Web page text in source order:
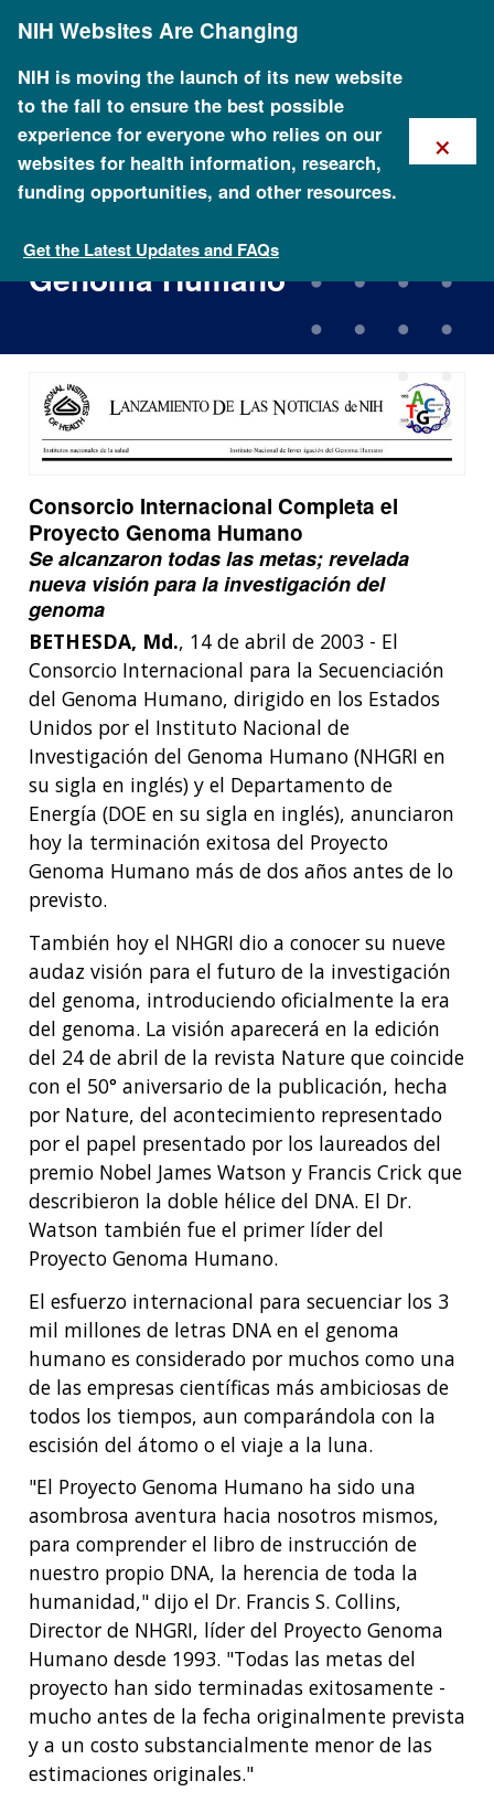
content
NIH Websites Are Changing
NIH is moving the launch of its new website
to the fall to ensure the best possible
experience for everyone who relies on our
websites for health information, research,
funding opportunities, and other resources.
Get the Latest Updates and FAQs
×
Consorcio Internacional
Completa el Proyecto
Genoma Humano
Consorcio Internacional Completa el
Proyecto Genoma Humano
Se alcanzaron todas las metas; revelada
nueva visión para la investigación del
genoma
BETHESDA, Md., 14 de abril de 2003 - El
Consorcio Internacional para la Secuenciación
del Genoma Humano, dirigido en los Estados
Unidos por el Instituto Nacional de
Investigación del Genoma Humano (NHGRI en
su sigla en inglés) y el Departamento de
Energía (DOE en su sigla en inglés), anunciaron
hoy la terminación exitosa del Proyecto
Genoma Humano más de dos años antes de lo
previsto.
También hoy el NHGRI dio a conocer su nueve
audaz visión para el futuro de la investigación
del genoma, introduciendo oficialmente la era
del genoma. La visión aparecerá en la edición
del 24 de abril de la revista Nature que coincide
con el 50° aniversario de la publicación, hecha
por Nature, del acontecimiento representado
por el papel presentado por los laureados del
premio Nobel James Watson y Francis Crick que
describieron la doble hélice del DNA. El Dr.
Watson también fue el primer líder del
Proyecto Genoma Humano.
El esfuerzo internacional para secuenciar los 3
mil millones de letras DNA en el genoma
humano es considerado por muchos como una
de las empresas científicas más ambiciosas de
todos los tiempos, aun comparándola con la
escisión del átomo o el viaje a la luna.
"El Proyecto Genoma Humano ha sido una
asombrosa aventura hacia nosotros mismos,
para comprender el libro de instrucción de
nuestro propio DNA, la herencia de toda la
humanidad," dijo el Dr. Francis S. Collins,
Director de NHGRI, líder del Proyecto Genoma
Humano desde 1993. "Todas las metas del
proyecto han sido terminadas exitosamente -
mucho antes de la fecha originalmente prevista
y a un costo substancialmente menor de las
estimaciones originales."